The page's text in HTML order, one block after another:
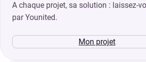
A chaque projet, sa solution : laissez-
par Younited.
Mon projet